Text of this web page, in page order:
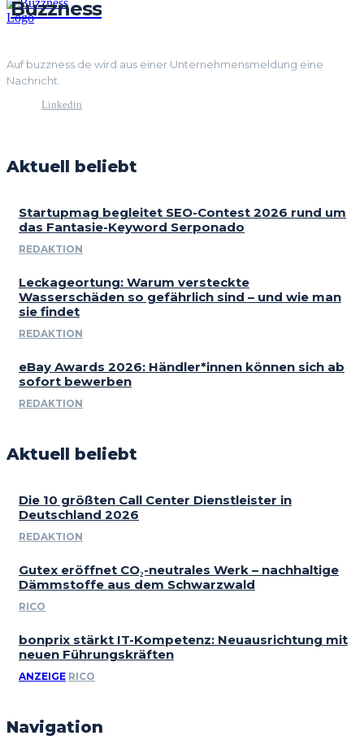
Buzzness
Auf buzzness.de wird aus einer Unternehmensmeldung eine
Nachricht.
Linkedin
Aktuell beliebt
Startupmag begleitet SEO-Contest 2026 rund um
das Fantasie-Keyword Serponado
REDAKTION
Leckageortung: Warum versteckte
Wasserschäden so gefährlich sind – und wie man
sie findet
REDAKTION
eBay Awards 2026: Händler*innen können sich ab
sofort bewerben
REDAKTION
Aktuell beliebt
Die 10 größten Call Center Dienstleister in
Deutschland 2026
REDAKTION
Gutex eröffnet CO₂-neutrales Werk – nachhaltige
Dämmstoffe aus dem Schwarzwald
RICO
bonprix stärkt IT-Kompetenz: Neuausrichtung mit
neuen Führungskräften
ANZEIGE RICO
Navigation